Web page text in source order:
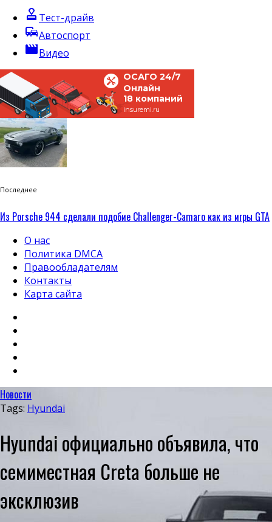
approval Тест-драйв
commuteАвтоспорт
movieВидео
ОСАГО 24/7
Онлайн
18 компаний
insuremi.ru
Последнее
Из Porsche 944 сделали подобие Challenger-Camaro как из игры GTA
О нас
Политика DMCA
Правообладателям
Контакты
Карта сайта
Новости
Tags: Hyundai
Hyundai официально объявила, что
семиместная Creta больше не
эксклюзив